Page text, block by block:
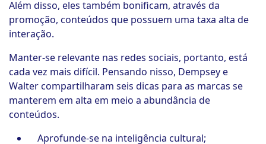
Além disso, eles também bonificam, através da
promoção, conteúdos que possuem uma taxa alta de
interação.
Manter-se relevante nas redes sociais, portanto, está
cada vez mais difícil. Pensando nisso, Dempsey e
Walter compartilharam seis dicas para as marcas se
manterem em alta em meio a abundância de
conteúdos.
Aprofunde-se na inteligência cultural;